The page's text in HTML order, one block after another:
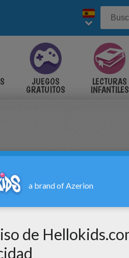
JUEGOS
GRATUITOS
LECTURAS
INFANTILES